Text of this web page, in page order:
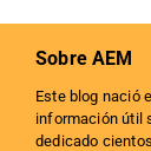
Sobre AEM
Este blog nació
información útil
dedicado